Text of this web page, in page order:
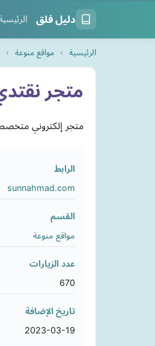
دليل فلق
الرئيسية › مواقع منوعة ›
متجر
متجر إلكتروني
الرابط
sunnahmad.com
القسم
مواقع منوعة
عدد الزيارات
670
تاريخ الإضافة
2023-03-19